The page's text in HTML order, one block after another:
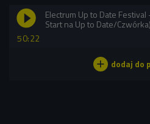
50:22
Electrum Up to Date
Start na Up to Date/Czwórka)